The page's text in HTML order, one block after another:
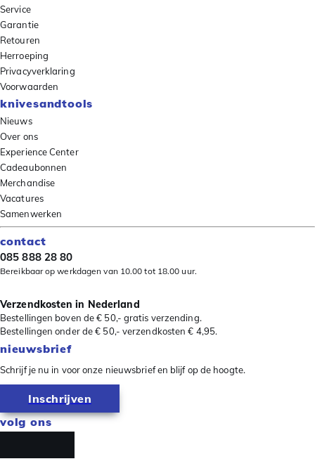
Service
Garantie
Retouren
Herroeping
Privacyverklaring
Voorwaarden
knivesandtools
Nieuws
Over ons
Experience Center
Cadeaubonnen
Merchandise
Vacatures
Samenwerken
contact
085 888 28 80
Bereikbaar op werkdagen van 10.00 tot 18.00 uur.
Verzendkosten in Nederland
Bestellingen boven de € 50,- gratis verzending.
Bestellingen onder de € 50,- verzendkosten € 4,95.
nieuwsbrief
Schrijf je nu in voor onze nieuwsbrief en blijf op de hoogte.
Inschrijven
volg ons